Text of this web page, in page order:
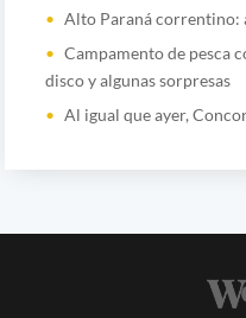
Alto Paraná correntino:
Campamento de pesca
disco y algunas sorpresas
Al igual que ayer,